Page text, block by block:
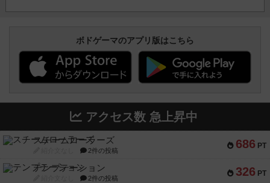
ボドゲーマのアプリ版はこちら
アクセス数 急上昇中
686 PT
スチームローラーズ
2件の投稿
326 PT
テンプテーション
2件の投稿